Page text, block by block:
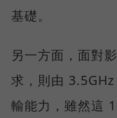
基礎。
另一方面，面對
求，則由
輸能力，雖然這